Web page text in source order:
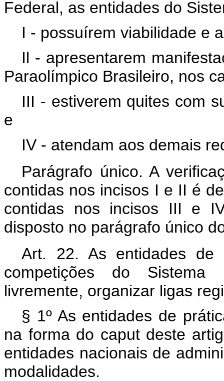
Federal, as entidades do
I - possuírem viabilidade e
Il - apresentarem
Paraolímpico Brasileiro, nos
III - estiverem quites com
e
IV - atendam aos demais
Parágrafo único. A
contidas nos incisos I e II é
contidas nos incisos III e
disposto no parágrafo único
Art. 22. As entidades de
competições do Sistema
livremente, organizar ligas
§ 1º As entidades de
na forma do caput deste
entidades nacionais de
modalidades.